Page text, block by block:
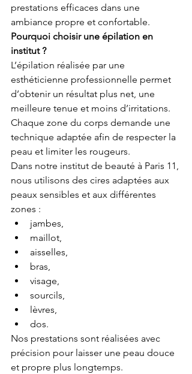
prestations efficaces dans une
ambiance propre et confortable.
Pourquoi choisir une épilation en
institut ?
L’épilation réalisée par une
esthéticienne professionnelle permet
d’obtenir un résultat plus net, une
meilleure tenue et moins d’irritations.
Chaque zone du corps demande une
technique adaptée afin de respecter la
peau et limiter les rougeurs.
Dans notre institut de beauté à Paris 11,
nous utilisons des cires adaptées aux
peaux sensibles et aux différentes
zones :
jambes,
maillot,
aisselles,
bras,
visage,
sourcils,
lèvres,
dos.
Nos prestations sont réalisées avec
précision pour laisser une peau douce
et propre plus longtemps.